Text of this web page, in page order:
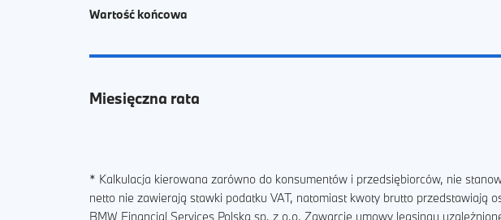
Wartość końcowa
Miesięczna rata
* Kalkulacja kierowana zarówno do konsumentów i przedsiębiorców, nie
netto nie zawierają stawki podatku VAT, natomiast kwoty brutto przedstawiają
BMW Financial Services Polska sp. z o.o. Zawarcie umowy leasingu